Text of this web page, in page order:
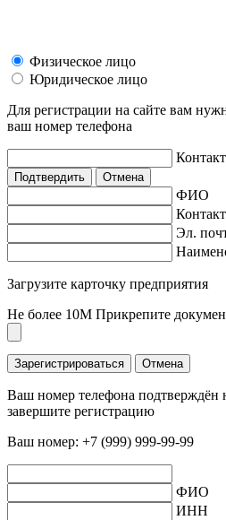
Физическое лицо
Юридическое лицо
Для регистрации на сайте вам
ваш номер телефона
Подтвердить Отмена
ФИО
Эл.
Загрузите карточку предприятия
Не более 10M Прикрепите
Зарегистрироваться Отмена
Ваш номер телефона подтверждён
завершите регистрацию
Ваш номер: +7 (999) 999-99-99
ФИО
ИНН